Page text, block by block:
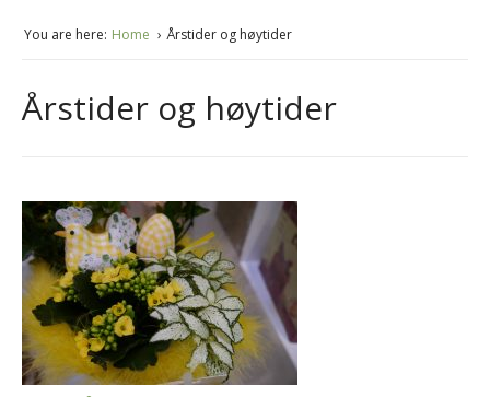
You are here: Home Årstider og høytider
Årstider og høytider